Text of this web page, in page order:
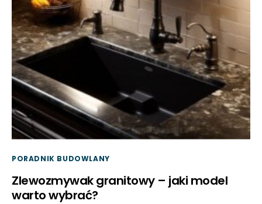
PORADNIK BUDOWLANY
Zlewozmywak granitowy – jaki model
warto wybrać?